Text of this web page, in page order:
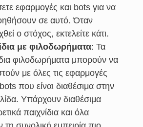
εφαρμογές και bots για να
σε αυτό. Όταν
ο στόχος, εκτελείτε κάτι.
με φιλοδωρήματα: Τα
φιλοδωρήματα μπορούν να
με όλες τις εφαρμογές
που είναι διαθέσιμα στην
Υπάρχουν διαθέσιμα
παιχνίδια και όλα